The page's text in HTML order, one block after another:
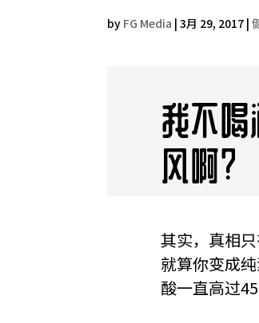
by FG Media |3月 29, 2017 |
我不
风啊？
其实，真相
就算你变成
酸一直高过